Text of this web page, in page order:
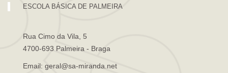
ESCOLA BÁSICA DE PALMEIRA
Rua Cimo da Vila, 5
4700-693 Palmeira - Braga
Email: geral@sa-miranda.net